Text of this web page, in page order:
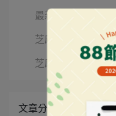
最新動態
芝麻醬料理
芝麻知識
文章分類